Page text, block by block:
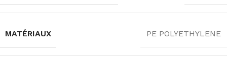
MATÉRIAUX PE POLYETHYLENE